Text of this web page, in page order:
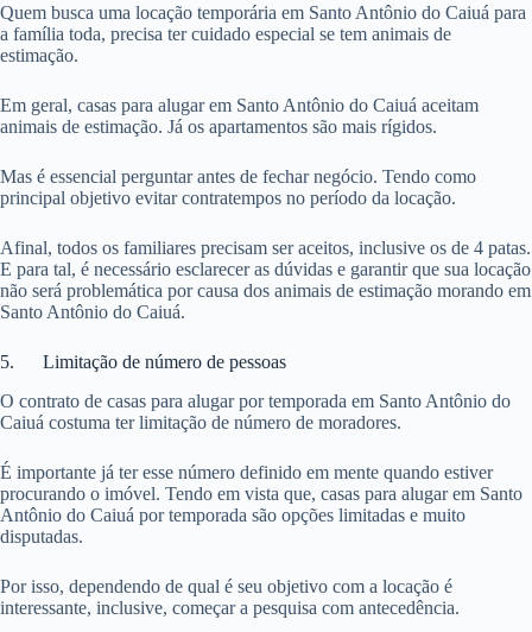
Quem busca uma locação temporária em Santo Antônio do Caiuá para
a família toda, precisa ter cuidado especial se tem animais de
estimação.
Em geral, casas para alugar em Santo Antônio do Caiuá aceitam
animais de estimação. Já os apartamentos são mais rígidos.
Mas é essencial perguntar antes de fechar negócio. Tendo como
principal objetivo evitar contratempos no período da locação.
Afinal, todos os familiares precisam ser aceitos, inclusive os de 4 patas.
E para tal, é necessário esclarecer as dúvidas e garantir que sua locação
não será problemática por causa dos animais de estimação morando em
Santo Antônio do Caiuá.
5. Limitação de número de pessoas
O contrato de casas para alugar por temporada em Santo Antônio do
Caiuá costuma ter limitação de número de moradores.
É importante já ter esse número definido em mente quando estiver
procurando o imóvel. Tendo em vista que, casas para alugar em Santo
Antônio do Caiuá por temporada são opções limitadas e muito
disputadas.
Por isso, dependendo de qual é seu objetivo com a locação é
interessante, inclusive, começar a pesquisa com antecedência.